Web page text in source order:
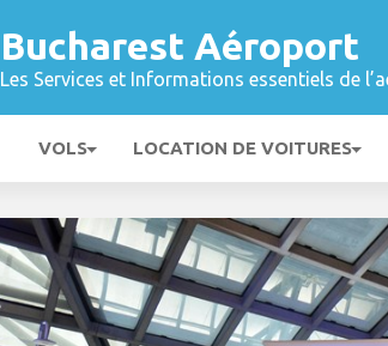
Bucharest Aéroport
Les Services et Informations essentiels de
VOLS LOCATION DE VOITURES